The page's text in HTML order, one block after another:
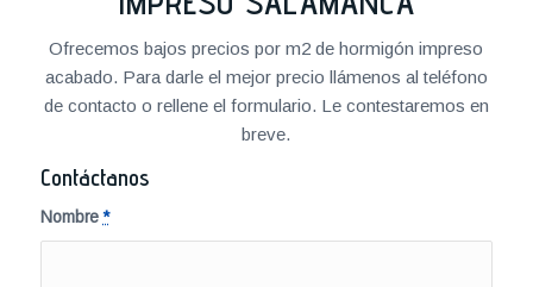
Ofrecemos bajos precios por m2 de hormigón impreso
acabado. Para darle el mejor precio llámenos al teléfono
de contacto o rellene el formulario. Le contestaremos en
breve.
Contáctanos
Nombre*